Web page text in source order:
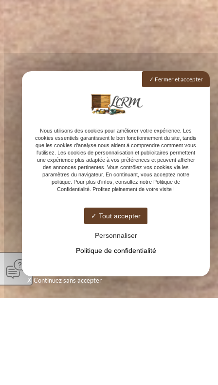
Fermer et accepter
Nous utilisons des cookies pour améliorer votre expérience. Les
cookies essentiels garantissent le bon fonctionnement du site, tandis
que les cookies d'analyse nous aident à comprendre comment vous
l'utilisez. Les cookies de personnalisation et publicitaires permettent
une expérience plus adaptée à vos préférences et peuvent afficher
des annonces pertinentes. Vous contrôlez vos cookies via les
paramètres du navigateur. En continuant, vous acceptez notre
politique. Pour plus d'infos, consultez notre Politique de
Confidentialité. Profitez pleinement de votre visite !
Tout accepter
Personnaliser
Politique de confidentialité
Continuez sans accepter